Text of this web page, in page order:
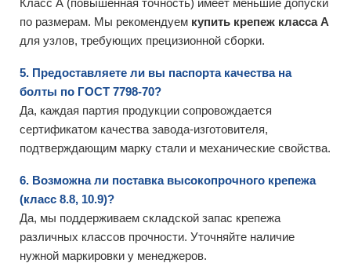
Класс А (повышенная точность) имеет меньшие допуски
по размерам. Мы рекомендуем купить крепеж класса А
для узлов, требующих прецизионной сборки.
5. Предоставляете ли вы паспорта качества на
болты по ГОСТ 7798-70?
Да, каждая партия продукции сопровождается
сертификатом качества завода-изготовителя,
подтверждающим марку стали и механические свойства.
6. Возможна ли поставка высокопрочного крепежа
(класс 8.8, 10.9)?
Да, мы поддерживаем складской запас крепежа
различных классов прочности. Уточняйте наличие
нужной маркировки у менеджеров.